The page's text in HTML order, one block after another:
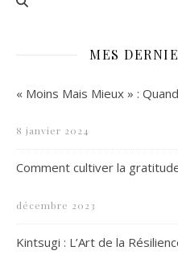
MES
« Moins Mais Mieux » :
8 janvier 2024
Comment cultiver la
décembre 2023
Kintsugi : L’Art de la